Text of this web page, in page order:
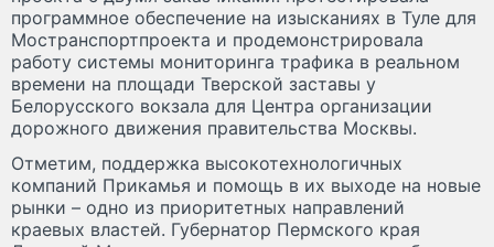
программное обеспечение на изысканиях в Туле для
Мостранспортпроекта и продемонстрировала
работу системы мониторинга трафика в реальном
времени на площади Тверской заставы у
Белорусского вокзала для Центра организации
дорожного движения правительства Москвы.
Отметим, поддержка высокотехнологичных
компаний Прикамья и помощь в их выходе на новые
рынки – одно из приоритетных направлений
краевых властей. Губернатор Пермского края